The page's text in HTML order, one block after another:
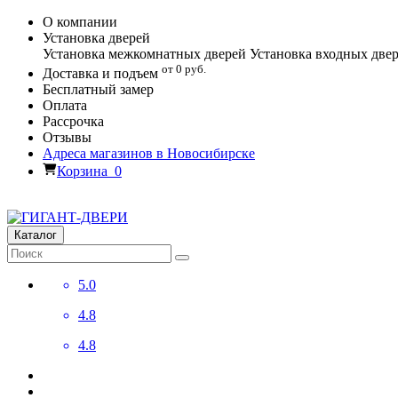
О компании
Установка дверей
Установка межкомнатных дверей Установка входных
Доставка и подъем от 0 руб.
Бесплатный замер
Оплата
Рассрочка
Отзывы
Адреса магазинов в Новосибирске
Корзина 0
Каталог
5.0
4.8
4.8